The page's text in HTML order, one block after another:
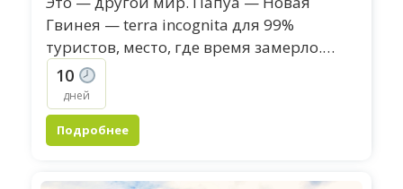
Гвинея — terra incognita для 99%
туристов, место, где время замерло.
Наш маршрут — это не просто треккинг,
а полноценная экспедиция в...
10
дней
Подробнее